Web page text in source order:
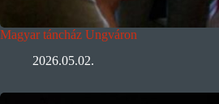
Magyar táncház Ungváron
2026.05.02.